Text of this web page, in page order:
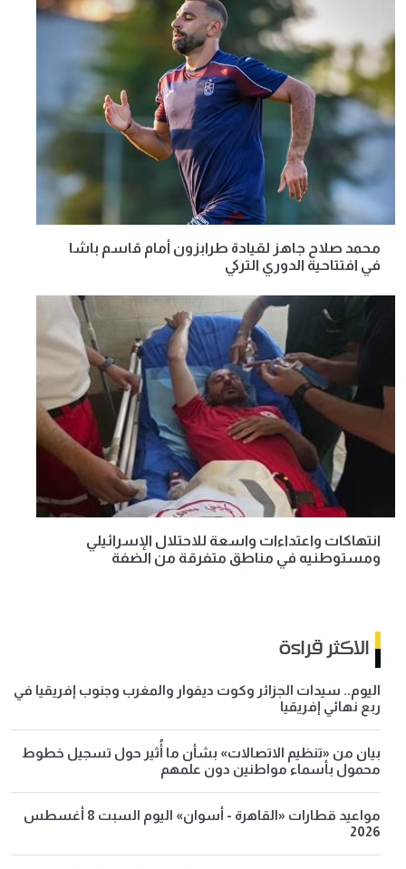
محمد صلاح جاهز لقيادة طرابزون أمام قاسم باشا
في افتتاحية الدوري التركي
انتهاكات واعتداءات واسعة للاحتلال الإسرائيلي
ومستوطنيه في مناطق متفرقة من الضفة
الاكثر قراءة
اليوم.. سيدات الجزائر وكوت ديفوار والمغرب وجنوب إفريقيا في
ربع نهائي إفريقيا
بيان من «تنظيم الاتصالات» بشأن ما أُثير حول تسجيل خطوط
محمول بأسماء مواطنين دون علمهم
مواعيد قطارات «القاهرة - أسوان» اليوم السبت 8 أغسطس
2026